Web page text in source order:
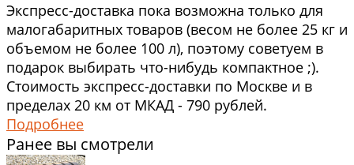
Экспресс-доставка пока возможна только для
малогабаритных товаров (весом не более 25 кг и
объемом не более 100 л), поэтому советуем в
подарок выбирать что-нибудь компактное ;).
Стоимость экспресс-доставки по Москве и в
пределах 20 км от МКАД - 790 рублей.
Подробнее
Ранее вы смотрели